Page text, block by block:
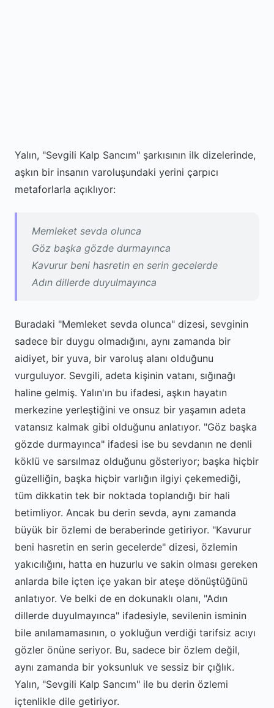
Yalın, "Sevgili Kalp Sancım" şarkısının ilk dizelerinde,
aşkın bir insanın varoluşundaki yerini çarpıcı
metaforlarla açıklıyor:
Memleket sevda olunca
Göz başka gözde durmayınca
Kavurur beni hasretin en serin gecelerde
Adın dillerde duyulmayınca
Buradaki "Memleket sevda olunca" dizesi, sevginin
sadece bir duygu olmadığını, aynı zamanda bir
aidiyet, bir yuva, bir varoluş alanı olduğunu
vurguluyor. Sevgili, adeta kişinin vatanı, sığınağı
haline gelmiş. Yalın'ın bu ifadesi, aşkın hayatın
merkezine yerleştiğini ve onsuz bir yaşamın adeta
vatansız kalmak gibi olduğunu anlatıyor. "Göz başka
gözde durmayınca" ifadesi ise bu sevdanın ne denli
köklü ve sarsılmaz olduğunu gösteriyor; başka hiçbir
güzelliğin, başka hiçbir varlığın ilgiyi çekemediği,
tüm dikkatin tek bir noktada toplandığı bir hali
betimliyor. Ancak bu derin sevda, aynı zamanda
büyük bir özlemi de beraberinde getiriyor. "Kavurur
beni hasretin en serin gecelerde" dizesi, özlemin
yakıcılığını, hatta en huzurlu ve sakin olması gereken
anlarda bile içten içe yakan bir ateşe dönüştüğünü
anlatıyor. Ve belki de en dokunaklı olanı, "Adın
dillerde duyulmayınca" ifadesiyle, sevilenin isminin
bile anılamamasının, o yokluğun verdiği tarifsiz acıyı
gözler önüne seriyor. Bu, sadece bir özlem değil,
aynı zamanda bir yoksunluk ve sessiz bir çığlık.
Yalın, "Sevgili Kalp Sancım" ile bu derin özlemi
içtenlikle dile getiriyor.